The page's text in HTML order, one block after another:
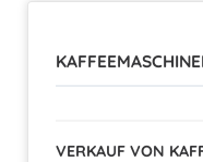
VERKAUF VON